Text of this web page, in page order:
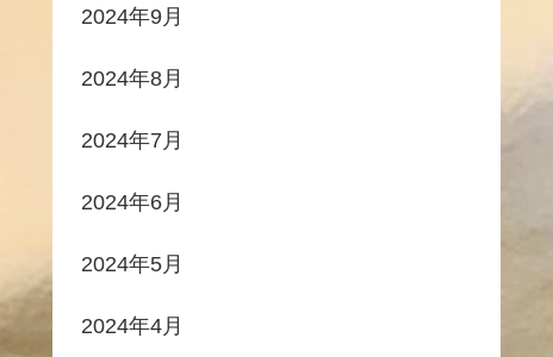
2024年9月
2024年8月
2024年7月
2024年6月
2024年5月
2024年4月